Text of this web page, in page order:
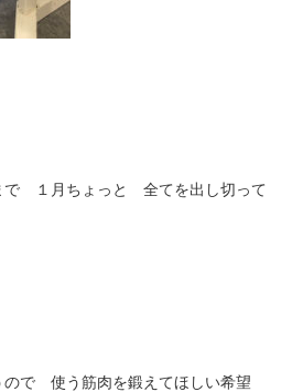
で １月ちょっと 全てを出し切って
ので 使う筋肉を鍛えてほしい希望